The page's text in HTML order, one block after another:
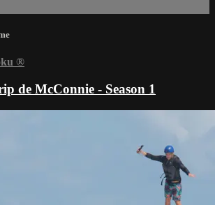
®
de McConnie - Season 1